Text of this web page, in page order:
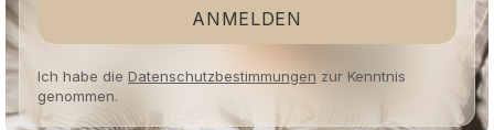
ANMELDEN
Ich habe die Datenschutzbestimmungen zur Kenntnis
genommen.